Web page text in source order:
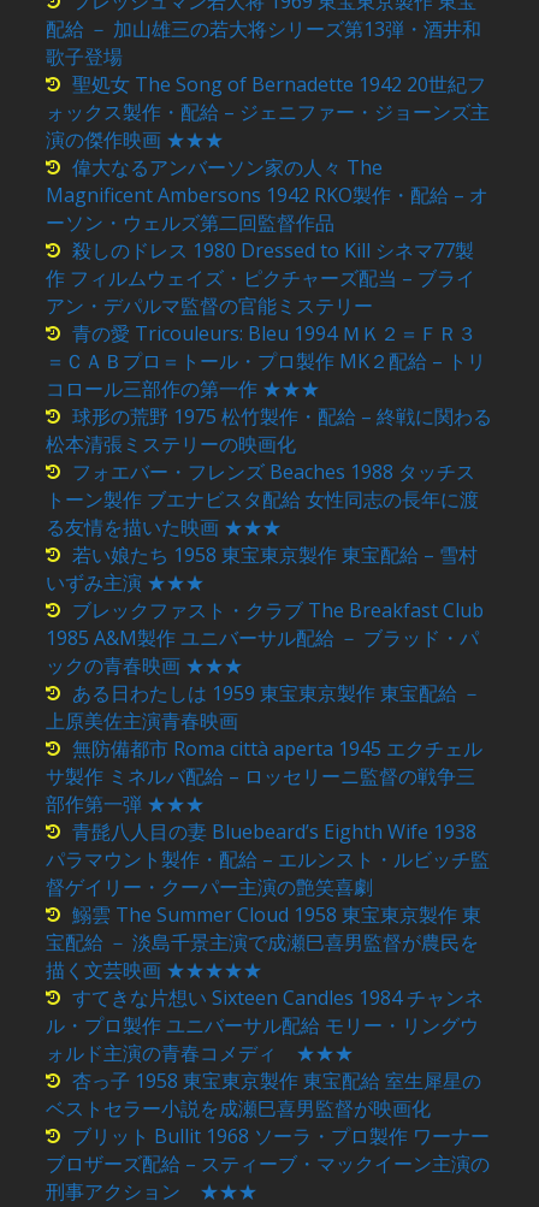
配給 － 加山雄三の若大将シリーズ第13弾・酒井和
歌子登場
聖処女 The Song of Bernadette 1942 20世紀フ
ォックス製作・配給 – ジェニファー・ジョーンズ主
演の傑作映画 ★★★
偉大なるアンバーソン家の人々 The
Magnificent Ambersons 1942 RKO製作・配給 – オ
ーソン・ウェルズ第二回監督作品
殺しのドレス 1980 Dressed to Kill シネマ77製
作 フィルムウェイズ・ピクチャーズ配当 – ブライ
アン・デパルマ監督の官能ミステリー
青の愛 Tricouleurs: Bleu 1994 ＭＫ２＝ＦＲ３
＝ＣＡＢプロ＝トール・プロ製作 MK２配給 – トリ
コロール三部作の第一作 ★★★
球形の荒野 1975 松竹製作・配給 – 終戦に関わる
松本清張ミステリーの映画化
フォエバー・フレンズ Beaches 1988 タッチス
トーン製作 ブエナビスタ配給 女性同志の長年に渡
る友情を描いた映画 ★★★
若い娘たち 1958 東宝東京製作 東宝配給 – 雪村
いずみ主演 ★★★
ブレックファスト・クラブ The Breakfast Club
1985 A&M製作 ユニバーサル配給 － ブラッド・パ
ックの青春映画 ★★★
ある日わたしは 1959 東宝東京製作 東宝配給 －
上原美佐主演青春映画
無防備都市 Roma città aperta 1945 エクチェル
サ製作 ミネルバ配給 – ロッセリーニ監督の戦争三
部作第一弾 ★★★
青髭八人目の妻 Bluebeard’s Eighth Wife 1938
パラマウント製作・配給 – エルンスト・ルビッチ監
督ゲイリー・クーパー主演の艶笑喜劇
鰯雲 The Summer Cloud 1958 東宝東京製作 東
宝配給 － 淡島千景主演で成瀬巳喜男監督が農民を
描く文芸映画 ★★★★★
すてきな片想い Sixteen Candles 1984 チャンネ
ル・プロ製作 ユニバーサル配給 モリー・リングウ
ォルド主演の青春コメディ ★★★
杏っ子 1958 東宝東京製作 東宝配給 室生犀星の
ベストセラー小説を成瀬巳喜男監督が映画化
ブリット Bullit 1968 ソーラ・プロ製作 ワーナー
ブロザーズ配給 – スティーブ・マックイーン主演の
刑事アクション ★★★